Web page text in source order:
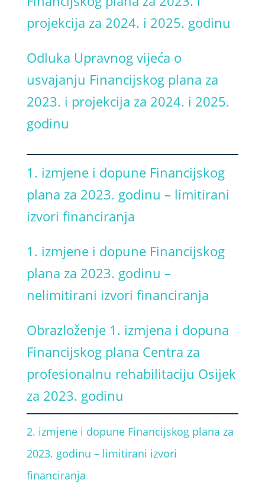
projekcija za 2024. i 2025. godinu
Odluka Upravnog vijeća o
usvajanju Financijskog plana za
2023. i projekcija za 2024. i 2025.
godinu
1. izmjene i dopune Financijskog
plana za 2023. godinu – limitirani
izvori financiranja
1. izmjene i dopune Financijskog
plana za 2023. godinu –
nelimitirani izvori financiranja
Obrazloženje 1. izmjena i dopuna
Financijskog plana Centra za
profesionalnu rehabilitaciju Osijek
za 2023. godinu
2. izmjene i dopune Financijskog plana za
2023. godinu – limitirani izvori
financiranja